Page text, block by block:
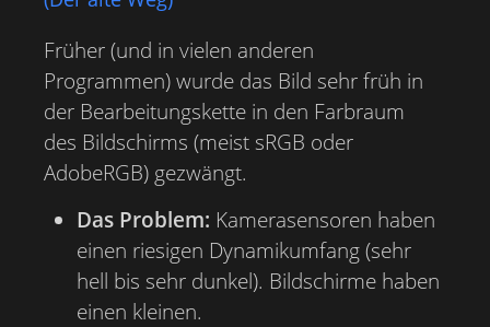
Früher (und in vielen anderen
Programmen) wurde das Bild sehr früh in
der Bearbeitungskette in den Farbraum
des Bildschirms (meist sRGB oder
AdobeRGB) gezwängt.
Das Problem: Kamerasensoren haben
einen riesigen Dynamikumfang (sehr
hell bis sehr dunkel). Bildschirme haben
einen kleinen.